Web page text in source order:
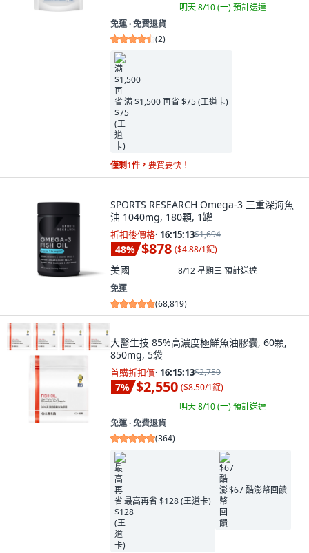
明天 8/10 (一)預計送達
免運 ∙ 免費退貨
(2)
满 $1,500 再省 $75 (王道卡)
僅剩1件， 要買要快！
SPORTS RESEARCH Omega-3 三重深海魚
油 1040mg, 180顆, 1罐
折扣後價格· 16:15:11$1,694
48% $878 ($4.88/1錠)
美國 8/12 星期三預計送達
免運
(68,819)
大醫生技 85%高濃度極鮮魚油膠囊, 60顆,
850mg, 5袋
首購折扣價· 16:15:11$2,750
7% $2,550 ($8.50/1錠)
明天 8/10 (一)預計送達
免運 ∙ 免費退貨
(364)
最高再省 $128 (王道卡)
$67 酷澎幣回饋